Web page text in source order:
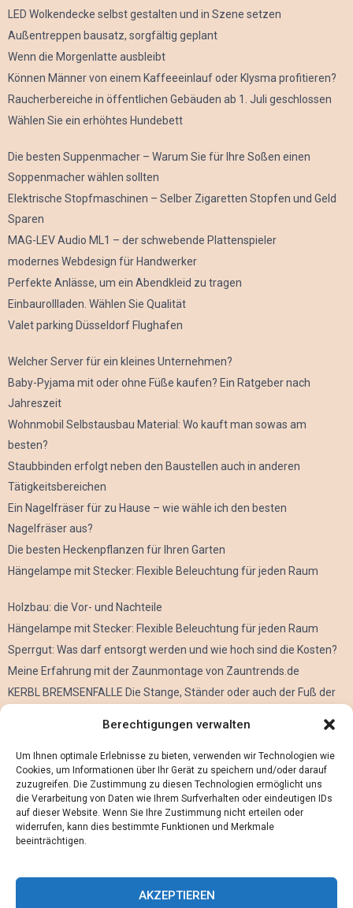
Berechtigungen verwalten
Um Ihnen optimale Erlebnisse zu bieten, verwenden wir Technologien wie
Cookies, um Informationen über Ihr Gerät zu speichern und/oder darauf
zuzugreifen. Die Zustimmung zu diesen Technologien ermöglicht uns
die Verarbeitung von Daten wie Ihrem Surfverhalten oder eindeutigen IDs
auf dieser Website. Wenn Sie Ihre Zustimmung nicht erteilen oder
widerrufen, kann dies bestimmte Funktionen und Merkmale
beeinträchtigen.
AKZEPTIEREN
LED Wolkendecke selbst gestalten und in Szene setzen
Außentreppen bausatz, sorgfältig geplant
Wenn die Morgenlatte ausbleibt
Können Männer von einem Kaffeeeinlauf oder Klysma profitieren?
Raucherbereiche in öffentlichen Gebäuden ab 1. Juli geschlossen
Wählen Sie ein erhöhtes Hundebett
Die besten Suppenmacher – Warum Sie für Ihre Soßen einen
Soppenmacher wählen sollten
Elektrische Stopfmaschinen – Selber Zigaretten Stopfen und Geld
Sparen
MAG-LEV Audio ML1 – der schwebende Plattenspieler
modernes Webdesign für Handwerker
Perfekte Anlässe, um ein Abendkleid zu tragen
Einbaurollladen. Wählen Sie Qualität
Valet parking Düsseldorf Flughafen
Welcher Server für ein kleines Unternehmen?
Baby-Pyjama mit oder ohne Füße kaufen? Ein Ratgeber nach
Jahreszeit
Wohnmobil Selbstausbau Material: Wo kauft man sowas am
besten?
Staubbinden erfolgt neben den Baustellen auch in anderen
Tätigkeitsbereichen
Ein Nagelfräser für zu Hause – wie wähle ich den besten
Nagelfräser aus?
Die besten Heckenpflanzen für Ihren Garten
Hängelampe mit Stecker: Flexible Beleuchtung für jeden Raum
Holzbau: die Vor- und Nachteile
Hängelampe mit Stecker: Flexible Beleuchtung für jeden Raum
Sperrgut: Was darf entsorgt werden und wie hoch sind die Kosten?
Meine Erfahrung mit der Zaunmontage von Zauntrends.de
KERBL BREMSENFALLE Die Stange, Ständer oder auch der Fuß der
Alles über Metall Schleifen